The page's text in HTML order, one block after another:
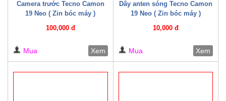
Camera trước Tecno Camon
19 Neo ( Zin bóc máy )
100,000 đ
Mua Xem
Dây anten sóng Tecno Camon
19 Neo ( Zin bóc máy )
10,000 đ
Mua Xem